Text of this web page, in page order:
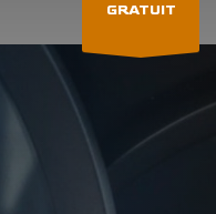
GRATUIT